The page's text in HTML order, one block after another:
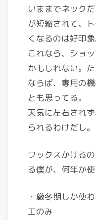
いままでネック
が短縮されて、
くなるのは好印象
これなら、ショ
かもしれない。
ならば、専用の
とも思ってる。
天気に左右され
られるわけだし。
ワックスかける
る僕が、何年か
・厳冬期しか
工のみ